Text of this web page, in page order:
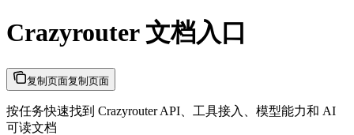
Crazyrouter 文档入口
复制页面复制页面
按任务快速找到 Crazyrouter API、工具接入、模型能力和 AI
可读文档